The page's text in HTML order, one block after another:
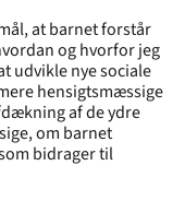
at barnet forstår
og hvorfor jeg
udvikle nye sociale
hensigtsmæssige
af de ydre
om barnet
bidrager til